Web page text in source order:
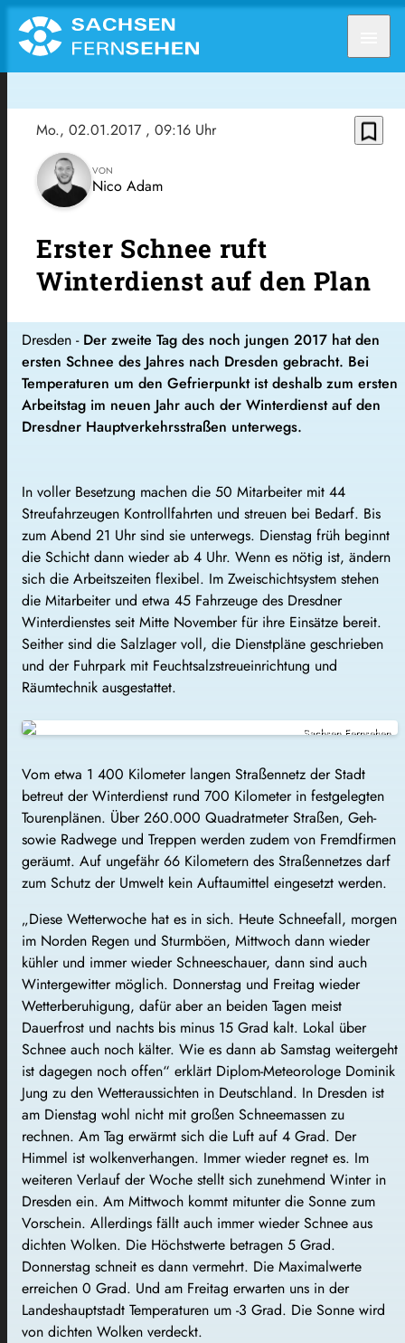
Mo., 02.01.2017 , 09:16 Uhr bookmark_border
VON
Nico Adam
Erster Schnee ruft
Winterdienst auf den Plan
Dresden - Der zweite Tag des noch jungen 2017 hat den
ersten Schnee des Jahres nach Dresden gebracht. Bei
Temperaturen um den Gefrierpunkt ist deshalb zum ersten
Arbeitstag im neuen Jahr auch der Winterdienst auf den
Dresdner Hauptverkehrsstraßen unterwegs.
In voller Besetzung machen die 50 Mitarbeiter mit 44
Streufahrzeugen Kontrollfahrten und streuen bei Bedarf. Bis
zum Abend 21 Uhr sind sie unterwegs. Dienstag früh beginnt
die Schicht dann wieder ab 4 Uhr. Wenn es nötig ist, ändern
sich die Arbeitszeiten flexibel. Im Zweischichtsystem stehen
die Mitarbeiter und etwa 45 Fahrzeuge des Dresdner
Winterdienstes seit Mitte November für ihre Einsätze bereit.
Seither sind die Salzlager voll, die Dienstpläne geschrieben
und der Fuhrpark mit Feuchtsalzstreueinrichtung und
Räumtechnik ausgestattet.
Sachsen Fernsehen
Vom etwa 1 400 Kilometer langen Straßennetz der Stadt
betreut der Winterdienst rund 700 Kilometer in festgelegten
Tourenplänen. Über 260.000 Quadratmeter Straßen, Geh-
sowie Radwege und Treppen werden zudem von Fremdfirmen
geräumt. Auf ungefähr 66 Kilometern des Straßennetzes darf
zum Schutz der Umwelt kein Auftaumittel eingesetzt werden.
„Diese Wetterwoche hat es in sich. Heute Schneefall, morgen
im Norden Regen und Sturmböen, Mittwoch dann wieder
kühler und immer wieder Schneeschauer, dann sind auch
Wintergewitter möglich. Donnerstag und Freitag wieder
Wetterberuhigung, dafür aber an beiden Tagen meist
Dauerfrost und nachts bis minus 15 Grad kalt. Lokal über
Schnee auch noch kälter. Wie es dann ab Samstag weitergeht
ist dagegen noch offen“ erklärt Diplom-Meteorologe Dominik
Jung zu den Wetteraussichten in Deutschland. In Dresden ist
am Dienstag wohl nicht mit großen Schneemassen zu
rechnen. Am Tag erwärmt sich die Luft auf 4 Grad. Der
Himmel ist wolkenverhangen. Immer wieder regnet es. Im
weiteren Verlauf der Woche stellt sich zunehmend Winter in
Dresden ein. Am Mittwoch kommt mitunter die Sonne zum
Vorschein. Allerdings fällt auch immer wieder Schnee aus
dichten Wolken. Die Höchstwerte betragen 5 Grad.
Donnerstag schneit es dann vermehrt. Die Maximalwerte
erreichen 0 Grad. Und am Freitag erwarten uns in der
Landeshauptstadt Temperaturen um -3 Grad. Die Sonne wird
von dichten Wolken verdeckt.